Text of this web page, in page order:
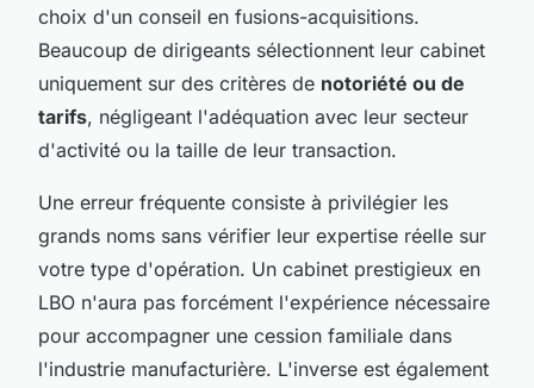
choix d'un conseil en fusions-acquisitions.
Beaucoup de dirigeants sélectionnent leur cabinet
uniquement sur des critères de notoriété ou de
tarifs, négligeant l'adéquation avec leur secteur
d'activité ou la taille de leur transaction.
Une erreur fréquente consiste à privilégier les
grands noms sans vérifier leur expertise réelle sur
votre type d'opération. Un cabinet prestigieux en
LBO n'aura pas forcément l'expérience nécessaire
pour accompagner une cession familiale dans
l'industrie manufacturière. L'inverse est également